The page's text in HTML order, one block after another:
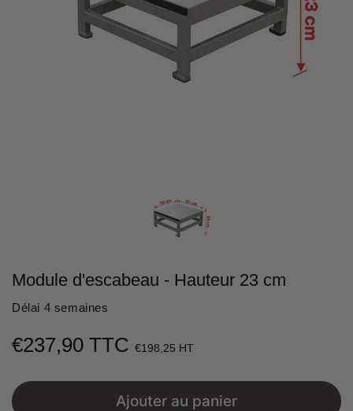
Module d'escabeau - Hauteur 23 cm
Délai 4 semaines
€237,90 TTC €198,25 HT
price
Ajouter au panier